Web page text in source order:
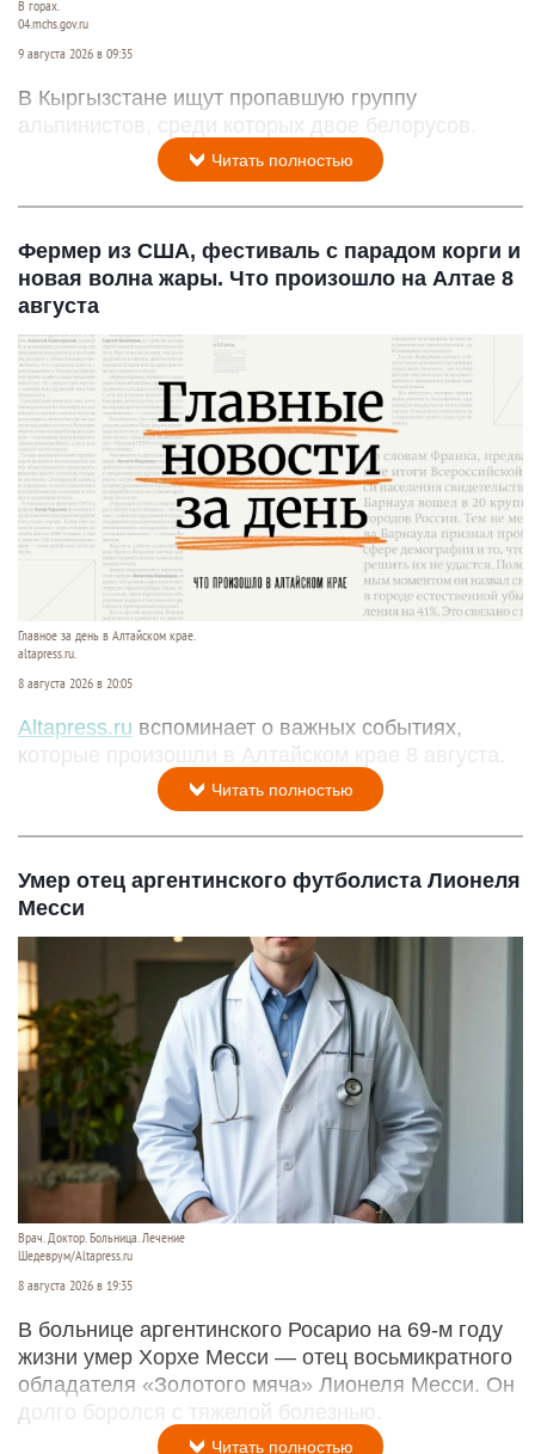
В горах.
04.mchs.gov.ru
9 августа 2026 в 09:35
В Кыргызстане ищут пропавшую группу
альпинистов, среди которых двое белорусов.
Читать полностью
Фермер из США, фестиваль с парадом корги и
новая волна жары. Что произошло на Алтае 8
августа
Главное за день в Алтайском крае.
altapress.ru.
8 августа 2026 в 20:05
Altapress.ru вспоминает о важных событиях,
которые произошли в Алтайском крае 8 августа.
Читать полностью
Умер отец аргентинского футболиста Лионеля
Месси
Врач. Доктор. Больница. Лечение
Шедеврум/Altapress.ru
8 августа 2026 в 19:35
В больнице аргентинского Росарио на 69-м году
жизни умер Хорхе Месси — отец восьмикратного
обладателя «Золотого мяча» Лионеля Месси. Он
долго боролся с тяжелой болезнью.
Читать полностью